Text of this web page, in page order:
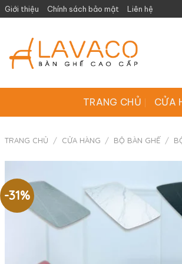
Giới thiệu Chính sách bảo mật Liên hệ
TRANG CHỦ CỬA
TRANG CHỦ / CỬA HÀNG / BỘ BÀN GHẾ /
-31%